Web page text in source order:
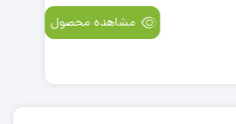
مشاهده محصول